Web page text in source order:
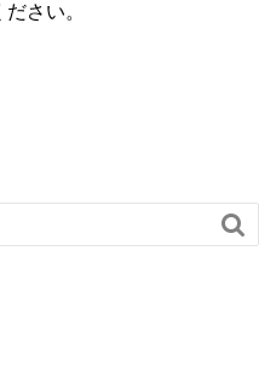
さい。
